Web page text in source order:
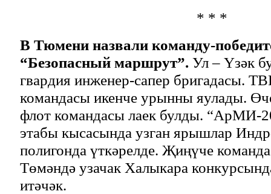
* * *
В Тюмени назвали команду-
“Безопасный маршрут”. Ул – Үзәк
гвардия инженер-сапер бригадасы.
командасы икенче урынны яулады.
флот командасы лаек булды. “АрМИ-
этабы кысасында узган ярышлар
полигонда үткәрелде. Җиңүче команда
Төмәндә узачак Халыкара
итәчәк.